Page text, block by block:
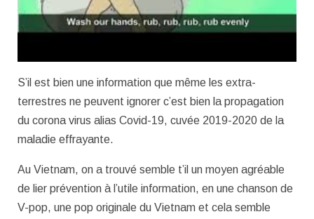
S’il est bien une information que même les extra-
terrestres ne peuvent ignorer c’est bien la propagation
du corona virus alias Covid-19, cuvée 2019-2020 de la
maladie effrayante.
Au Vietnam, on a trouvé semble t’il un moyen agréable
de lier prévention à l’utile information, en une chanson de
V-pop, une pop originale du Vietnam et cela semble